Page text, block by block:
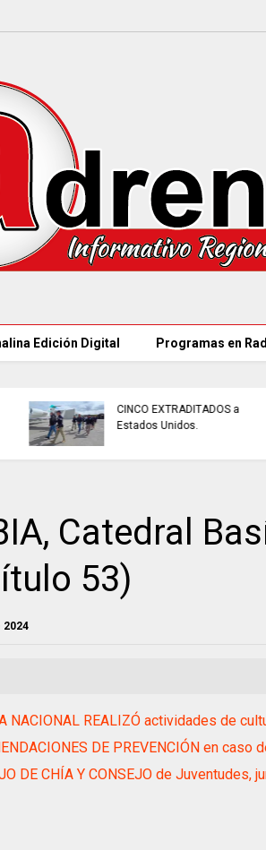
Edición Digital Programas en
EN SISGA - CUNDINAMARCA,
actividades de inspección,
vigilancia y control.
Catedral
53)
2024
NACIONAL REALIZÓ actividades de
DE PREVENCIÓN en caso
DE CHÍA Y CONSEJO de Juventudes,